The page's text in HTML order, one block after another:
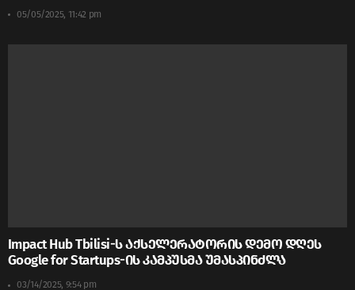
05/05/2025, 11:42 pm
Impact Hub Tbilisi-ს აქსელერატორის დემო დღეს
Google for Startups-ის კამპუსმა უმასპინძლა
03/14/2025, 9:54 pm